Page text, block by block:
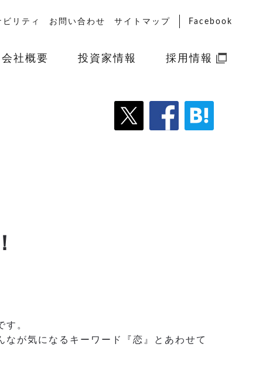
リティ お問い合わせ サイトマップ Facebook
会社概要 投資家情報 採用情報
す。
が気になるキーワード『恋』とあわせて